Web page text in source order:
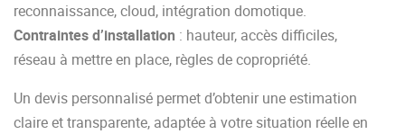
reconnaissance, cloud, intégration domotique.
Contraintes d’installation : hauteur, accès difficiles,
réseau à mettre en place, règles de copropriété.
Un devis personnalisé permet d’obtenir une estimation
claire et transparente, adaptée à votre situation réelle en